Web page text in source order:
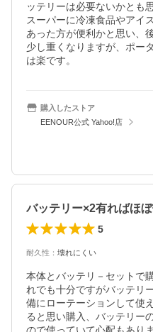
ッテリーは必要ないかとも
スーパーに冷凍食品やアイ
あった方が便利かと思い、
少し重くなりますが、ポー
は楽です。
購入したストア
EENOUR公式 Yahoo!店
5
耐久性 ： 壊れにくい
本体とバッテリ－セットで
れでも十分ですがバッテリ
備にローテーションして使
ると思い購入、バッテリー